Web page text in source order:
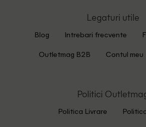
Legaturi utile
Blog Intrebari frecvente
Outletmag B2B Contul meu
Politici
Politica Livrare